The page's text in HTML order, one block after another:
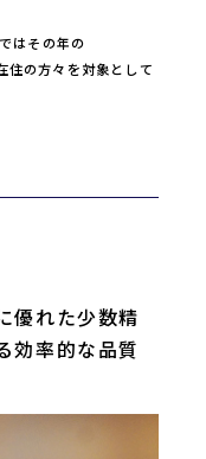
はその年の
の方々を対象として
優れた少数精
効率的な品質